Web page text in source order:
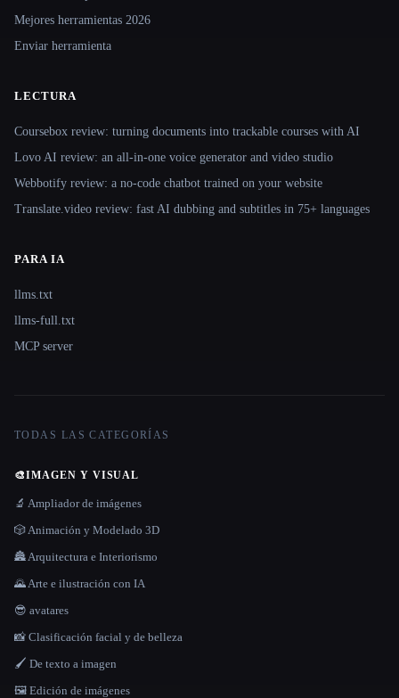
Mejores herramientas 2026
Enviar herramienta
LECTURA
Coursebox review: turning documents into trackable courses with AI
Lovo AI review: an all-in-one voice generator and video studio
Webbotify review: a no-code chatbot trained on your website
Translate.video review: fast AI dubbing and subtitles in 75+ languages
PARA IA
llms.txt
llms-full.txt
MCP server
TODAS LAS CATEGORÍAS
🎨IMAGEN Y VISUAL
🔬 Ampliador de imágenes
🎲 Animación y Modelado 3D
🏯 Arquitectura e Interiorismo
🌄 Arte e ilustración con IA
😎 avatares
📸 Clasificación facial y de belleza
🖌️ De texto a imagen
🖼️ Edición de imágenes